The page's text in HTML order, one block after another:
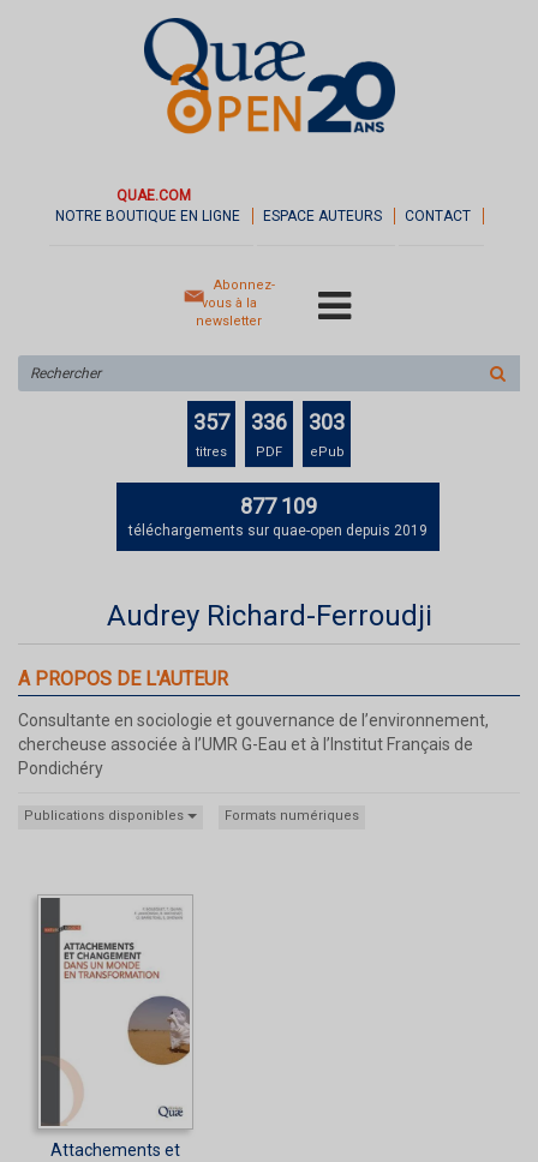
QUAE.COM
NOTRE BOUTIQUE EN LIGNE
ESPACE AUTEURS CONTACT
Abonnez-
vous à la
newsletter
sur
le
357
titres
336
PDF
303
ePub
877 109
téléchargements sur quae-open depuis 2019
Audrey Richard-Ferroudji
A PROPOS DE L'AUTEUR
Consultante en sociologie et gouvernance de l’environnement,
chercheuse associée à l’UMR G-Eau et à l’Institut Français de
Pondichéry
Publications disponibles Formats numériques
Attachements et